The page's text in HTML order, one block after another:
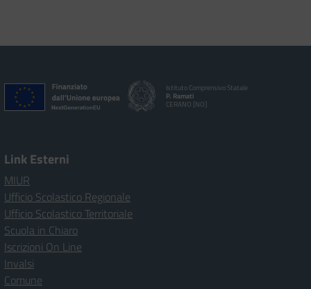
Istituto Comprensivo Statale
P. Ramati
CERANO [NO]
Link Esterni
MIUR
Ufficio Scolastico Regionale
Ufficio Scolastico Territoriale
Scuola in Chiaro
Iscrizioni On Line
Invalsi
Comune